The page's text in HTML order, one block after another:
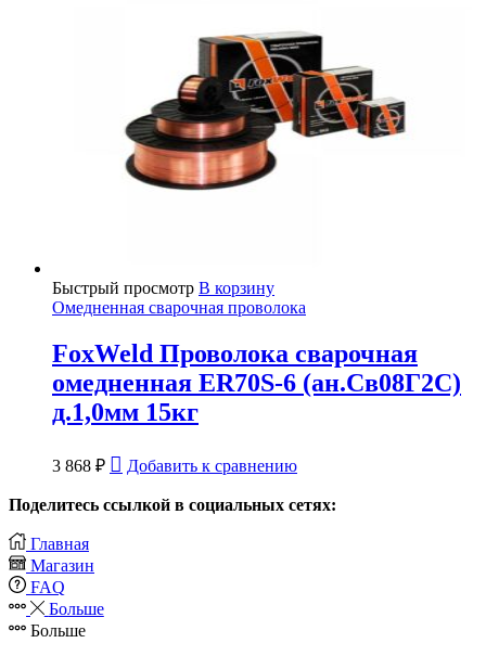
Быстрый просмотр В корзину
Омедненная сварочная проволока
FoxWeld Проволока сварочная
омедненная ER70S-6 (ан.Св08Г2С)
д.1,0мм 15кг
3 868 ₽ Добавить к сравнению
Поделитесь ссылкой в социальных сетях:
Главная
Магазин
FAQ
Больше
Больше